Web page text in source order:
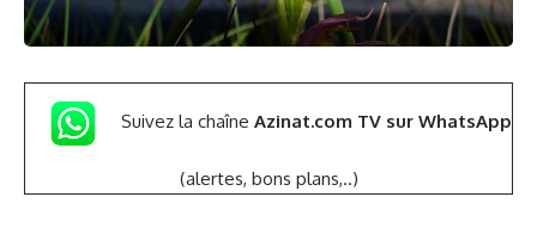
Suivez la chaîne Azinat.com TV sur WhatsApp
(alertes, bons plans,..)